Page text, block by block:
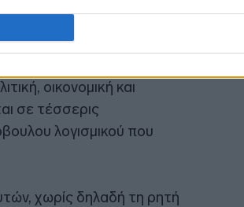
για εκτεταμένο
οικονομική και
σε τέσσερις
λογισμικού που
χωρίς δηλαδή τη ρητή